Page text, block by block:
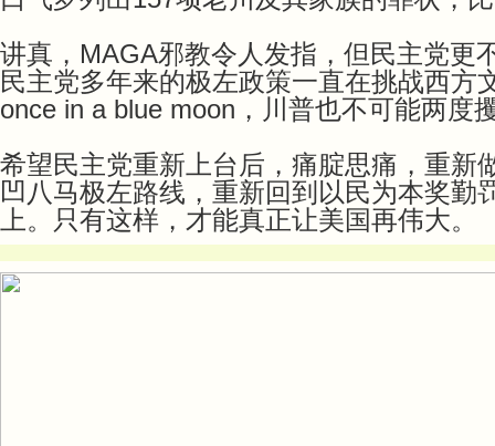
讲真，MAGA邪教令人发指，但民主党更
民主党多年来的极左政策一直在挑战西方
once in a blue moon，川普也不可能两度
希望民主党重新上台后，痛腚思痛，重新
凹八马极左路线，重新回到以民为本奖勤
上。只有这样，才能真正让美国再伟大。